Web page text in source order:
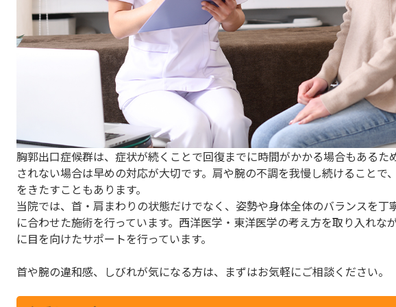
胸郭出口症候群は、症状が続くことで回復までに時間がかかる場合もあるた
されない場合は早めの対応が大切です。肩や腕の不調を我慢し続けることで
をきたすこともあります。
当院では、首・肩まわりの状態だけでなく、姿勢や身体全体のバランスを丁
に合わせた施術を行っています。西洋医学・東洋医学の考え方を取り入れな
に目を向けたサポートを行っています。
首や腕の違和感、しびれが気になる方は、まずはお気軽にご相談ください。